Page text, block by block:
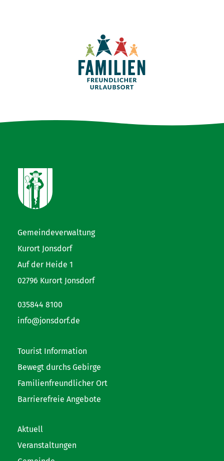
Gemeindeverwaltung
Kurort Jonsdorf
Auf der Heide 1
02796 Kurort Jonsdorf
035844 8100
info@jonsdorf.de
Tourist Information
Bewegt durchs Gebirge
Familienfreundlicher Ort
Barrierefreie Angebote
Aktuell
Veranstaltungen